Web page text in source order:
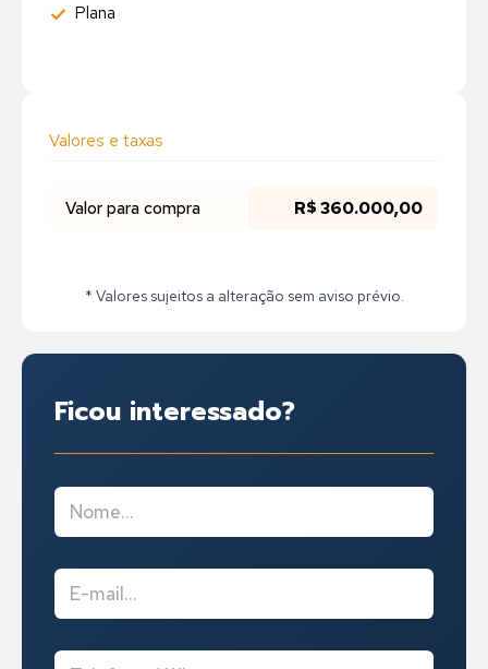
Plana
Valores e taxas
Valor para compra R$ 360.000,00
* Valores sujeitos a alteração sem aviso prévio.
Ficou interessado?